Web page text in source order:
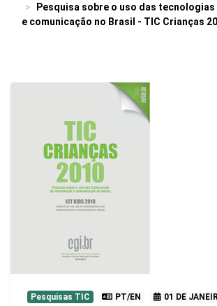
Pesquisa sobre o uso das
e comunicação no Brasil - TIC Crianças
Pesquisas TIC PT/EN 01 DE